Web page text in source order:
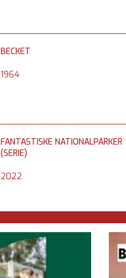
BECKET
1964
FANTASTISKE NATIONALPARKER
(SERIE)
2022